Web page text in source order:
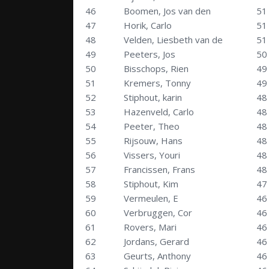
46
Boomen, Jos van den
51
47
Horik, Carlo
51
48
Velden, Liesbeth van de
51
49
Peeters, Jos
50
50
Bisschops, Rien
49
51
Kremers, Tonny
49
52
Stiphout, karin
48
53
Hazenveld, Carlo
48
54
Peeter, Theo
48
55
Rijsouw, Hans
48
56
Vissers, Youri
48
57
Francissen, Frans
48
58
Stiphout, Kim
47
59
Vermeulen, E
46
60
Verbruggen, Cor
46
61
Rovers, Mari
46
62
Jordans, Gerard
46
63
Geurts, Anthony
46